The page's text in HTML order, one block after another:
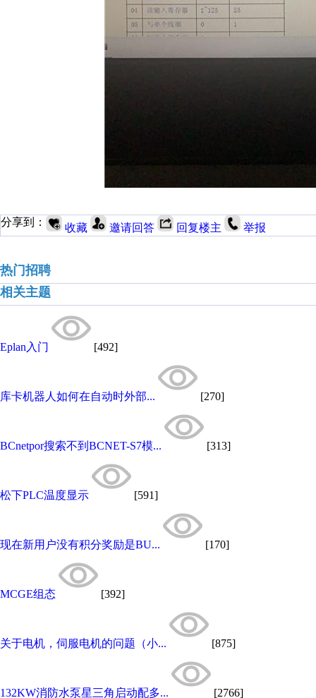
分享到： 收藏 邀请回答 回复楼主 举报
热门招聘
相关主题
Eplan入门 [492]
库卡机器人如何在自动时外部... [270]
BCnetpor搜索不到BCNET-S7模... [313]
松下PLC温度显示 [591]
现在新用户没有积分奖励是BU... [170]
MCGE组态 [392]
关于电机，伺服电机的问题（小... [875]
132KW消防水泵星三角启动配多... [2766]